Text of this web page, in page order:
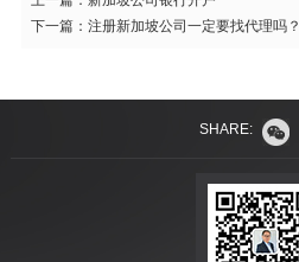
下一篇： 注册新加坡公司一定要找代理吗？
SHARE: